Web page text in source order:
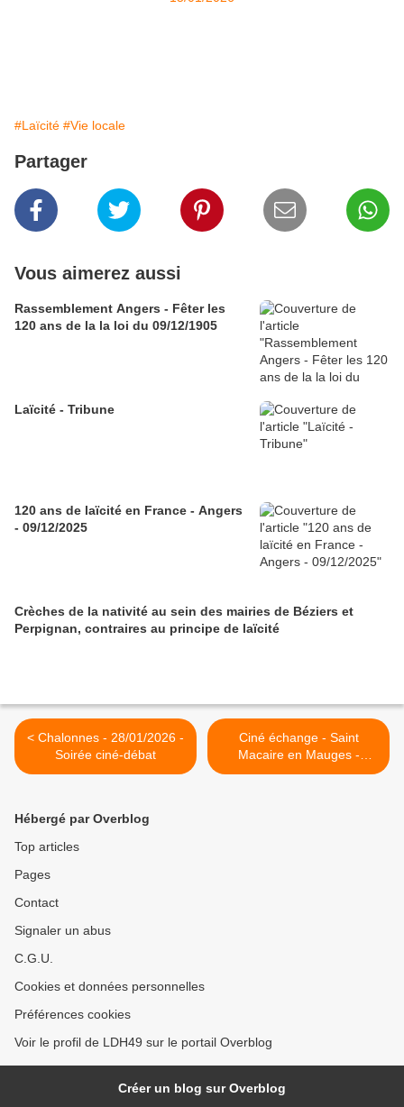
#Laïcité #Vie locale
Partager
Vous aimerez aussi
Rassemblement Angers - Fêter les
120 ans de la la loi du 09/12/1905
Laïcité - Tribune
120 ans de laïcité en France - Angers
- 09/12/2025
Crèches de la nativité au sein des mairies de Béziers et
Perpignan, contraires au principe de laïcité
< Chalonnes - 28/01/2026 -
Soirée ciné-débat
Ciné échange - Saint
Macaire en Mauges -
04/02/2026 >
Hébergé par Overblog
Top articles
Pages
Contact
Signaler un abus
C.G.U.
Cookies et données personnelles
Préférences cookies
Voir le profil de LDH49 sur le portail Overblog
Créer un blog sur Overblog